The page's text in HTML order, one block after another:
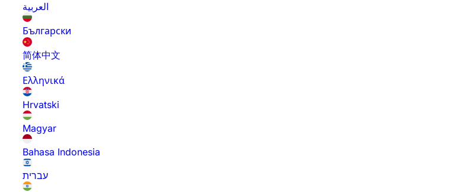
العربية
Български
简体中文
Ελληνικά
Hrvatski
Magyar
Bahasa Indonesia
עברית